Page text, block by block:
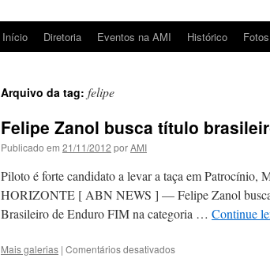
Início Diretoria Eventos na AMI Histórico
Arquivo da tag: felipe
Felipe Zanol busca título
Publicado em 21/11/2012 porAMI
Piloto é forte candidato a levar a taça em Patrocínio,
HORIZONTE [ ABN NEWS ] — Felipe Zanol busca
Brasileiro de Enduro FIM na categoria … Continue
Mais galerias | Comentários desativadosem